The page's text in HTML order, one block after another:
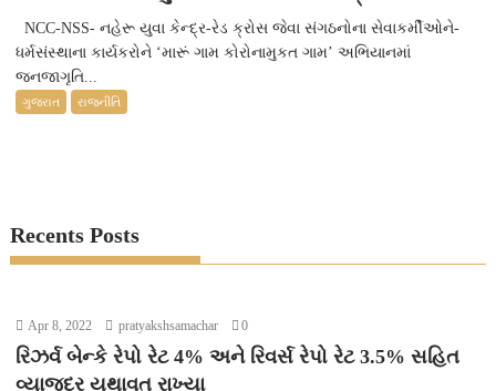
NCC-NSS- નહેરૂ યુવા કેન્દ્ર-રેડ ક્રોસ જેવા સંગઠનોના સેવાકર્મીઓને-
ધર્મસંસ્થાના કાર્યકરોને ‘મારૂં ગામ કોરોનામુકત ગામ’ અભિયાનમાં
જનજાગૃતિ...
ગુજરાત રાજનીતિ
Recents Posts
Apr 8, 2022 pratyakshsamachar 0
રિઝર્વ બેન્કે રેપો રેટ 4% અને રિવર્સ રેપો રેટ 3.5% સહિત
વ્યાજદર યથાવત રાખ્યા